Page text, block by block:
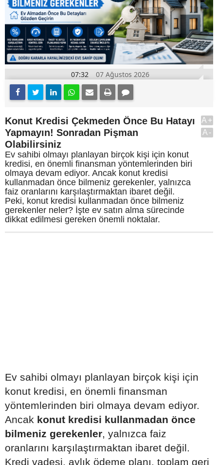
07:32 07 Ağustos 2026
Konut Kredisi Çekmeden Önce Bu Hatayı
Yapmayın! Sonradan Pişman
Olabilirsiniz
Ev sahibi olmayı planlayan birçok kişi için konut
kredisi, en önemli finansman yöntemlerinden biri
olmaya devam ediyor. Ancak konut kredisi
kullanmadan önce bilmeniz gerekenler, yalnızca
faiz oranlarını karşılaştırmaktan ibaret değil.
Peki, konut kredisi kullanmadan önce bilmeniz
gerekenler neler? İşte ev satın alma sürecinde
dikkat edilmesi gereken önemli noktalar.
A+
A-
Ev sahibi olmayı planlayan birçok kişi için
konut kredisi, en önemli finansman
yöntemlerinden biri olmaya devam ediyor.
Ancak konut kredisi kullanmadan önce
bilmeniz gerekenler, yalnızca faiz
oranlarını karşılaştırmaktan ibaret değil.
Kredi vadesi, aylık ödeme planı, toplam geri